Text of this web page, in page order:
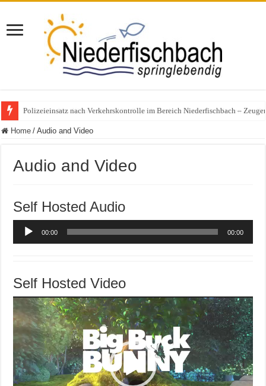
Polizeieinsatz nach Verkehrskontrolle im Bereich Niederfischbach –
Home / Audio and Video
Audio and Video
Self Hosted Audio
Audio-
Player
00:00 00:00
Self Hosted Video
Video-
Player